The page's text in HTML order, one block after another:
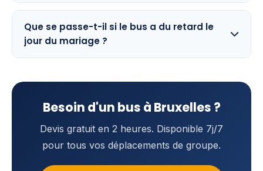
Que se passe-t-il si le bus a du retard le
jour du mariage ?
Besoin d'un bus à Bruxelles ?
Devis gratuit en 2 heures. Disponible 7j/7
pour tous vos déplacements de groupe.